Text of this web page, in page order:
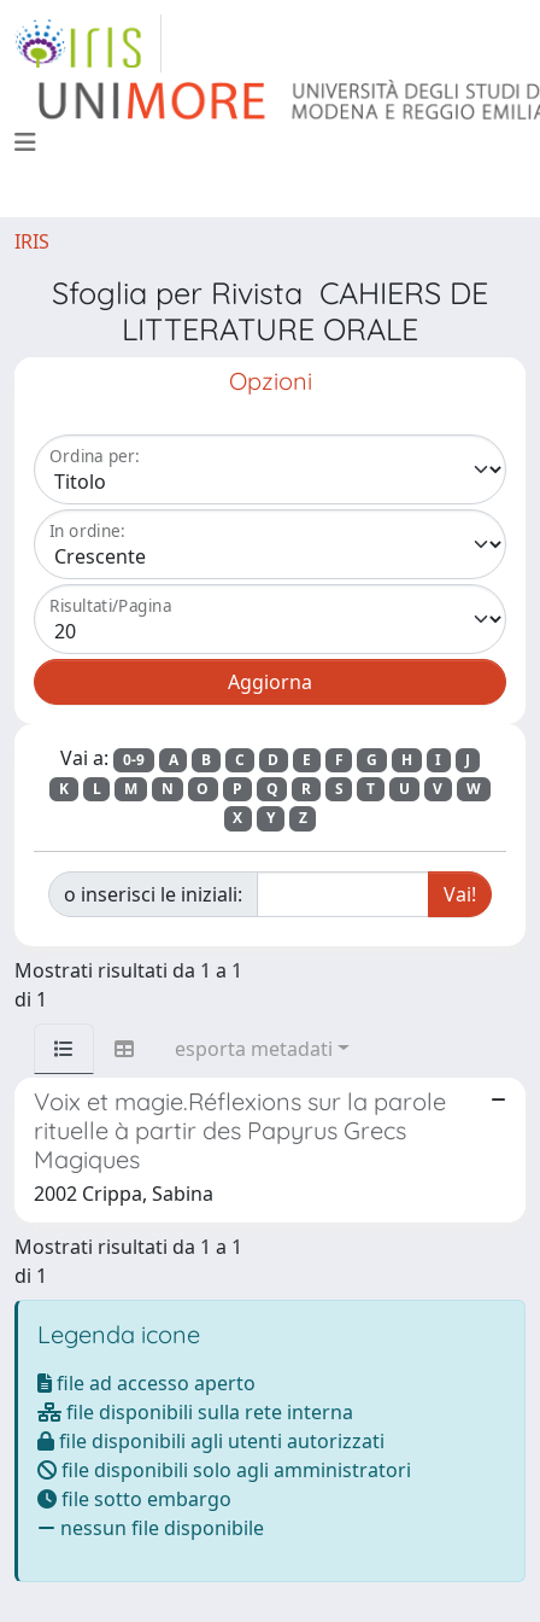
IRIS
Sfoglia per Rivista CAHIERS DE
LITTERATURE ORALE
Opzioni
Ordina per:
In ordine:
Risultati/Pagina
Vai a: 0-9 A B C D E F G H I
J
K
L M N O P Q R S T U V
W
X
Y Z
o inserisci le iniziali:
Mostrati risultati da 1 a 1
di 1
esporta metadati
Voix et magie.Réflexions sur la parole
rituelle à partir des Papyrus Grecs
Magiques
2002 Crippa, Sabina
Mostrati risultati da 1 a 1
di 1
Legenda icone
file ad accesso aperto
file disponibili sulla rete interna
file disponibili agli utenti autorizzati
file disponibili solo agli amministratori
file sotto embargo
nessun file disponibile